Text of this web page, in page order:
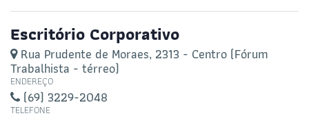
Escritório Corporativo
Rua Prudente de Moraes, 2313 - Centro (Fórum
Trabalhista - térreo)
ENDEREÇO
(69) 3229-2048
TELEFONE